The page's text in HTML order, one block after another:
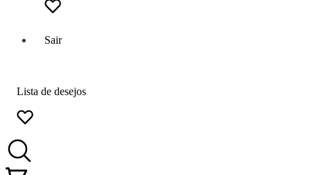
Sair
Lista de desejos